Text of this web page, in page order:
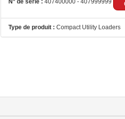
N° de série : 407400000 - 407999999
Type de produit : Compact Utility Loaders